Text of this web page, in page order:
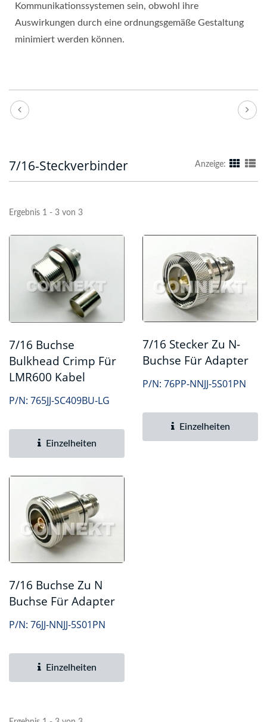
Kommunikationssystemen sein, obwohl ihre
Auswirkungen durch eine ordnungsgemäße Gestaltung
minimiert werden können.
7/16-Steckverbinder Anzeige:
Ergebnis 1 - 3 von 3
7/16 Buchse
Bulkhead Crimp Für
LMR600 Kabel
P/N: 765JJ-SC409BU-LG
Einzelheiten
7/16 Stecker Zu N-
Buchse Für Adapter
P/N: 76PP-NNJJ-5S01PN
Einzelheiten
7/16 Buchse Zu N
Buchse Für Adapter
P/N: 76JJ-NNJJ-5S01PN
Einzelheiten